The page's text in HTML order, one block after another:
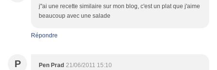
j"ai une recette similaire sur mon blog, c'est un plat que j'aime
beaucoup avec une salade
Répondre
P Pen Prad 21/06/2011 15:10